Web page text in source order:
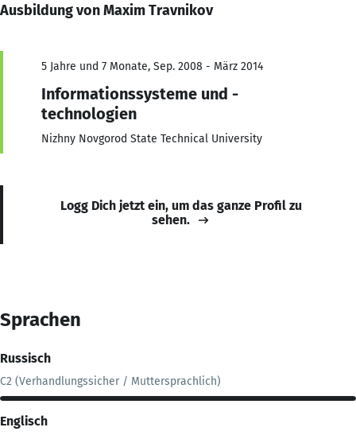
Ausbildung von Maxim Travnikov
5 Jahre und 7 Monate, Sep. 2008 - März 2014
Informationssysteme und -
technologien
Nizhny Novgorod State Technical University
Logg Dich jetzt ein, um das ganze Profil zu
sehen.
Sprachen
Russisch
C2 (Verhandlungssicher / Muttersprachlich)
Englisch